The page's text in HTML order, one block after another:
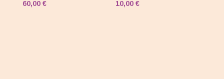
60,00 € 10,00€